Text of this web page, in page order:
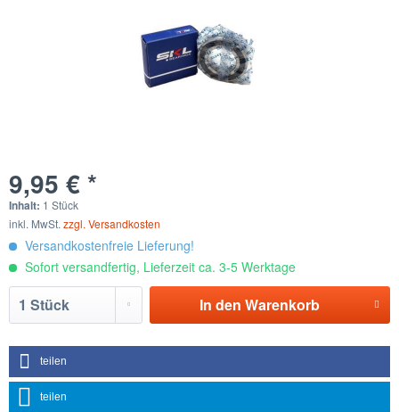
9,95 € *
Inhalt: 1 Stück
inkl. MwSt. zzgl. Versandkosten
Versandkostenfreie Lieferung!
Sofort versandfertig, Lieferzeit ca. 3-5 Werktage
In den Warenkorb
teilen
teilen